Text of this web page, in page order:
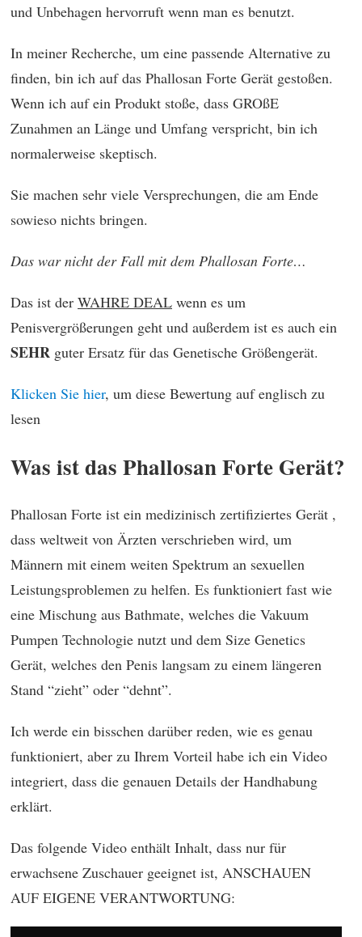
und Unbehagen hervorruft wenn man es benutzt.
In meiner Recherche, um eine passende Alternative zu
finden, bin ich auf das Phallosan Forte Gerät gestoßen.
Wenn ich auf ein Produkt stoße, dass GROßE
Zunahmen an Länge und Umfang verspricht, bin ich
normalerweise skeptisch.
Sie machen sehr viele Versprechungen, die am Ende
sowieso nichts bringen.
Das war nicht der Fall mit dem Phallosan Forte…
Das ist der WAHRE DEAL wenn es um
Penisvergrößerungen geht und außerdem ist es auch ein
SEHR guter Ersatz für das Genetische Größengerät.
Klicken Sie hier, um diese Bewertung auf englisch zu
lesen
Was ist das Phallosan Forte Gerät?
Phallosan Forte ist ein medizinisch zertifiziertes Gerät ,
dass weltweit von Ärzten verschrieben wird, um
Männern mit einem weiten Spektrum an sexuellen
Leistungsproblemen zu helfen. Es funktioniert fast wie
eine Mischung aus Bathmate, welches die Vakuum
Pumpen Technologie nutzt und dem Size Genetics
Gerät, welches den Penis langsam zu einem längeren
Stand “zieht” oder “dehnt”.
Ich werde ein bisschen darüber reden, wie es genau
funktioniert, aber zu Ihrem Vorteil habe ich ein Video
integriert, dass die genauen Details der Handhabung
erklärt.
Das folgende Video enthält Inhalt, dass nur für
erwachsene Zuschauer geeignet ist, ANSCHAUEN
AUF EIGENE VERANTWORTUNG: